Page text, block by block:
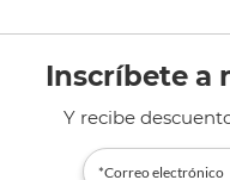
Inscríbete a
Y recibe